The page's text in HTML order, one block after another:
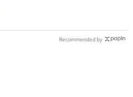
Recommended by